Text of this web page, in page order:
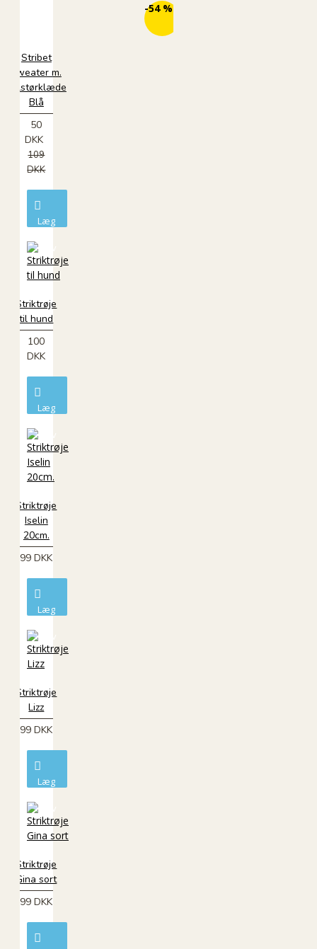
-54 %
Stribet
sweater m.
halstørklæde
Blå
50
DKK
109
DKK
Læg
kurv
Striktrøje
til hund
100
DKK
Læg
kurv
Striktrøje
Iselin
20cm.
99 DKK
Læg
kurv
Striktrøje
Lizz
99 DKK
Læg
kurv
Striktrøje
Gina sort
99 DKK